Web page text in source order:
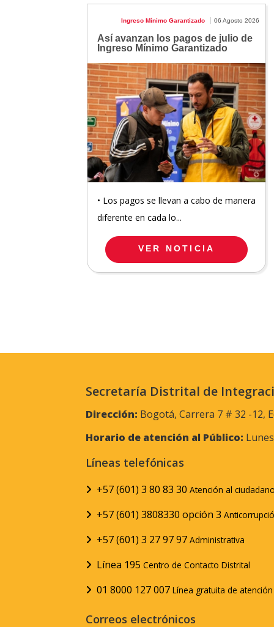
Ingreso Mínimo Garantizado 06 Agosto 2026
Así avanzan los pagos de julio de
Ingreso Mínimo Garantizado
• Los pagos se llevan a cabo de manera
diferente en cada lo...
VER NOTICIA
Secretaría Distrital de
Dirección: Bogotá, Carrera 7 # 32 -12,
Horario de atención al Público:
Líneas telefónicas
+57 (601) 3 80 83 30 Atención al
+57 (601) 3808330 opción 3
+57 (601) 3 27 97 97 Administrativa
Línea 195 Centro de Contacto Distrital
01 8000 127 007 Línea gratuita de
Correos electrónicos